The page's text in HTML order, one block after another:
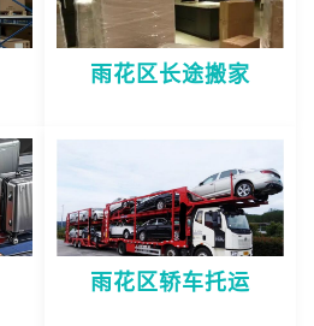
雨花区长途搬家
雨花区轿车托运